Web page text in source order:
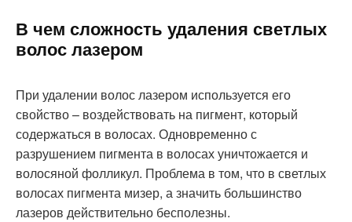
В чем сложность удаления светлых
волос лазером
При удалении волос лазером используется его
свойство – воздействовать на пигмент, который
содержаться в волосах. Одновременно с
разрушением пигмента в волосах уничтожается и
волосяной фолликул. Проблема в том, что в светлых
волосах пигмента мизер, а значить большинство
лазеров действительно бесполезны.